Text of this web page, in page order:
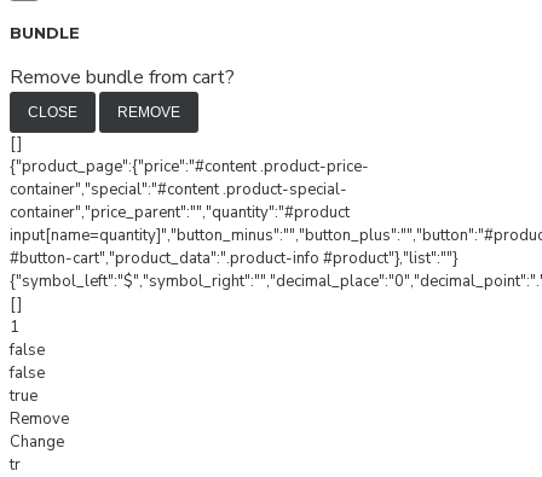
BUNDLE
Remove bundle from cart?
CLOSE REMOVE
[]
{"product_page":{"price":"#content .product-price-
container","special":"#content .product-special-
container","price_parent":"","quantity":"#product
#button-cart","product_data":".product-info #product"},"list":""}
[]
1
false
false
true
Remove
Change
tr